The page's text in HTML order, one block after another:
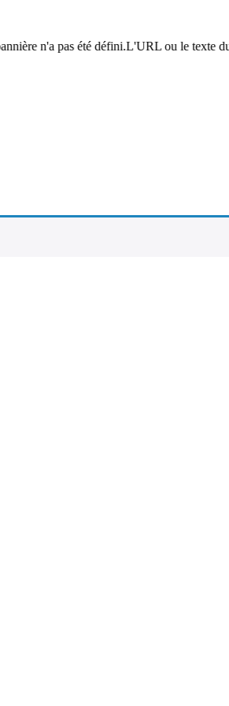
n'a pas été défini.L'URL ou le texte